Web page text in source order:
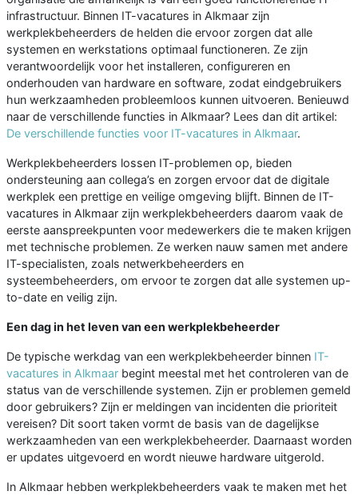
infrastructuur. Binnen IT-vacatures in Alkmaar zijn
werkplekbeheerders de helden die ervoor zorgen dat alle
systemen en werkstations optimaal functioneren. Ze zijn
verantwoordelijk voor het installeren, configureren en
onderhouden van hardware en software, zodat eindgebruikers
hun werkzaamheden probleemloos kunnen uitvoeren. Benieuwd
naar de verschillende functies in Alkmaar? Lees dan dit artikel:
De verschillende functies voor IT-vacatures in Alkmaar.
Werkplekbeheerders lossen IT-problemen op, bieden
ondersteuning aan collega’s en zorgen ervoor dat de digitale
werkplek een prettige en veilige omgeving blijft. Binnen de IT-
vacatures in Alkmaar zijn werkplekbeheerders daarom vaak de
eerste aanspreekpunten voor medewerkers die te maken krijgen
met technische problemen. Ze werken nauw samen met andere
IT-specialisten, zoals netwerkbeheerders en
systeembeheerders, om ervoor te zorgen dat alle systemen up-
to-date en veilig zijn.
Een dag in het leven van een werkplekbeheerder
De typische werkdag van een werkplekbeheerder binnen IT-
vacatures in Alkmaar begint meestal met het controleren van de
status van de verschillende systemen. Zijn er problemen gemeld
door gebruikers? Zijn er meldingen van incidenten die prioriteit
vereisen? Dit soort taken vormt de basis van de dagelijkse
werkzaamheden van een werkplekbeheerder. Daarnaast worden
er updates uitgevoerd en wordt nieuwe hardware uitgerold.
In Alkmaar hebben werkplekbeheerders vaak te maken met het